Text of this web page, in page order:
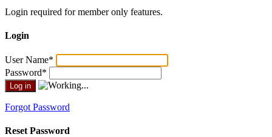
Login required for member only features.
Login
User Name*
Password*
Forgot Password
Reset Password